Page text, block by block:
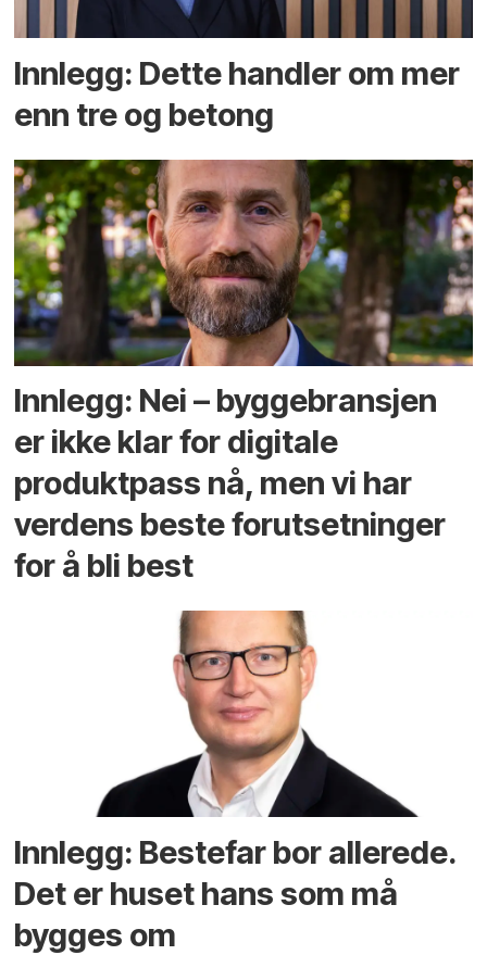
Innlegg: Dette handler om mer
enn tre og betong
Innlegg: Nei – byggebransjen
er ikke klar for digitale
produktpass nå, men vi har
verdens beste forutsetninger
for å bli best
Innlegg: Bestefar bor allerede.
Det er huset hans som må
bygges om